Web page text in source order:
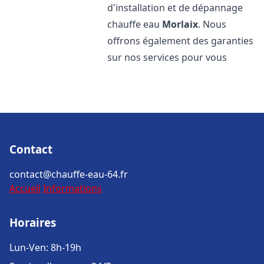
d'installation et de dépannage
chauffe eau Morlaix. Nous
offrons également des garanties
sur nos services pour vous
Contact
contact@chauffe-eau-64.fr
Accueil Informations
Horaires
Lun-Ven: 8h-19h